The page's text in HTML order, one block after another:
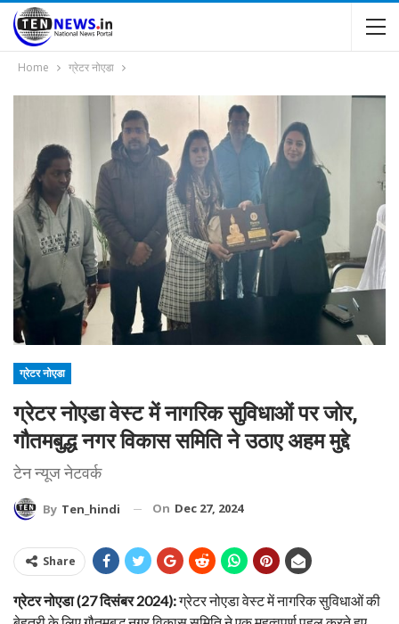
Home ग्रेटर नोएडा
ग्रेटर नोएडा
ग्रेटर नोएडा वेस्ट में नागरिक सुविधाओं पर जोर,
गौतमबुद्ध नगर विकास समिति ने उठाए अहम मुद्दे
टेन न्यूज नेटवर्क
By Ten_hindi On Dec 27, 2024
Share
ग्रेटर नोएडा (27 दिसंबर 2024):ग्रेटर नोएडा वेस्ट में नागरिक सुविधाओं की